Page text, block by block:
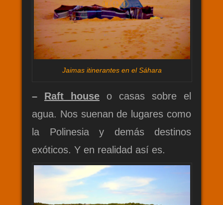
Jaimas itinerantes en el Sáhara
– Raft house o casas sobre el
agua. Nos suenan de lugares como
la Polinesia y demás destinos
exóticos. Y en realidad así es.